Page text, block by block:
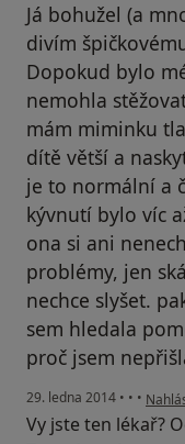
Já bohužel (a
divím
Dopokud bylo
nemohla
mám miminku
dítě větší a
je to normální a
kývnutí bylo víc
ona si ani
problémy, jen
nechce slyšet.
sem hledala
proč jsem
29. ledna 2014 • • • podle
Vy jste ten lékař?